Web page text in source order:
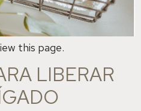
this page.
LIBERAR